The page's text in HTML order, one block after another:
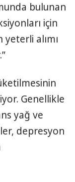
bulunan
için
alımı
Genellikle
yağ ve
depresyon